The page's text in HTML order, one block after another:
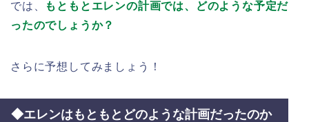
では、
もともとエレンの計画では、どのような予定だ
ったのでしょうか？
さらに予想してみましょう！
◆エレンはもともとどのような計画だったのか